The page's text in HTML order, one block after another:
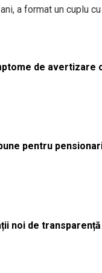
a format un cuplu
de avertizare
pentru
noi de